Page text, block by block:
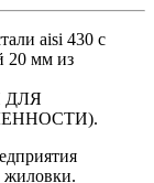
aisi 430 с
20 мм из
ДЛЯ
жиловки.